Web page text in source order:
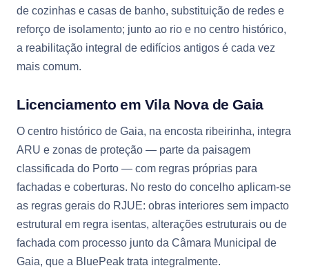
de cozinhas e casas de banho, substituição de redes e
reforço de isolamento; junto ao rio e no centro histórico,
a reabilitação integral de edifícios antigos é cada vez
mais comum.
Licenciamento em Vila Nova de Gaia
O centro histórico de Gaia, na encosta ribeirinha, integra
ARU e zonas de proteção — parte da paisagem
classificada do Porto — com regras próprias para
fachadas e coberturas. No resto do concelho aplicam-se
as regras gerais do RJUE: obras interiores sem impacto
estrutural em regra isentas, alterações estruturais ou de
fachada com processo junto da Câmara Municipal de
Gaia, que a BluePeak trata integralmente.